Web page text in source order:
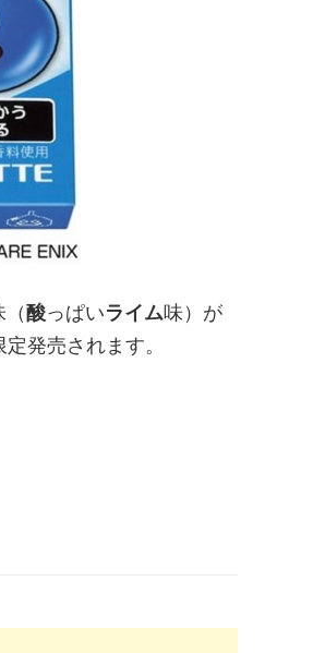
（酸っぱいライム味）が
発売されます。